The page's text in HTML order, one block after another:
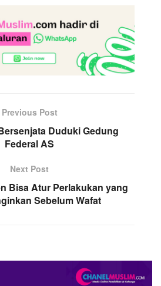
Previous Post
Duduki Gedung
Federal AS
Next Post
Bisa Atur Perlakukan yang
Sebelum Wafat